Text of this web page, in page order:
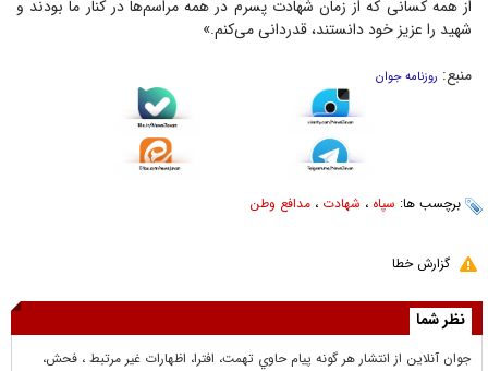
از همه کسانی که از زمان شهادت پسرم در همه مراسم‌ها در کنار ما بودند و
شهید را عزیز خود دانستند، قدردانی می‌کنم.»
منبع: روزنامه جوان
برچسب ها: سپاه ، شهادت ، مدافع وطن
گزارش خطا
نظر شما
جوان آنلاين از انتشار هر گونه پيام حاوي تهمت، افترا، اظهارات غير مرتبط ، فحش،